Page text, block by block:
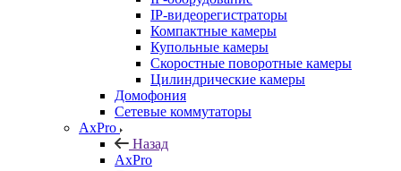
IP-видеорегистраторы
Компактные камеры
Купольные камеры
Скоростные поворотные камеры
Цилиндрические камеры
Домофония
Сетевые коммутаторы
AxPro
Назад
AxPro